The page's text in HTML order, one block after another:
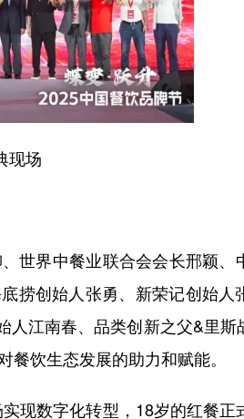
场
界中餐业联合会会长邢颖、
捞创始人张勇、新荣记创始人
人江南春、品类创新之父&里斯
餐饮生态发展的助力和赋能。
数字化转型，18岁的红餐正